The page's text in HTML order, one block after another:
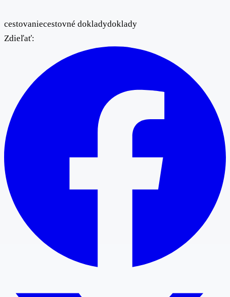
cestovaniecestovné dokladydoklady
Zdieľať: